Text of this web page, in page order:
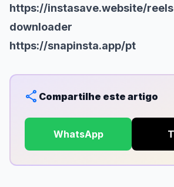
https://instasave.website/
downloader
https://snapinsta.app/pt
share Compartilhe este artigo
WhatsApp